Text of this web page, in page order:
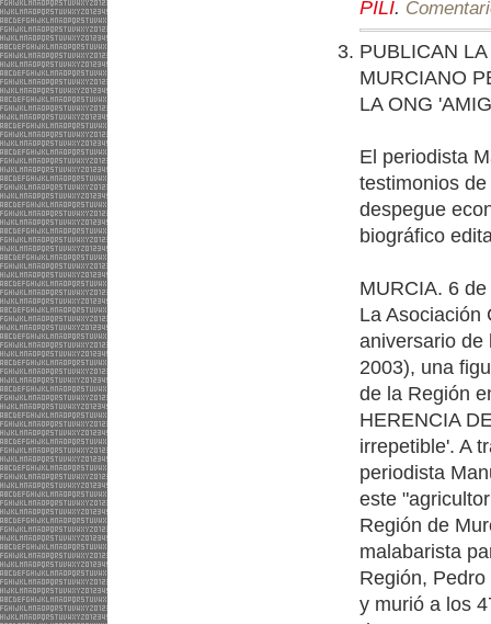
PILI.
PUBLICAN
MURCIANO
LA ONG
El periodista
testimonios
despegue
biográfico
MURCIA. 6
La Asociación
aniversario de
2003), una
de la Región
HERENCIA
irrepetible'. A
periodista
este
Región de
malabarista
Región,
y murió a los